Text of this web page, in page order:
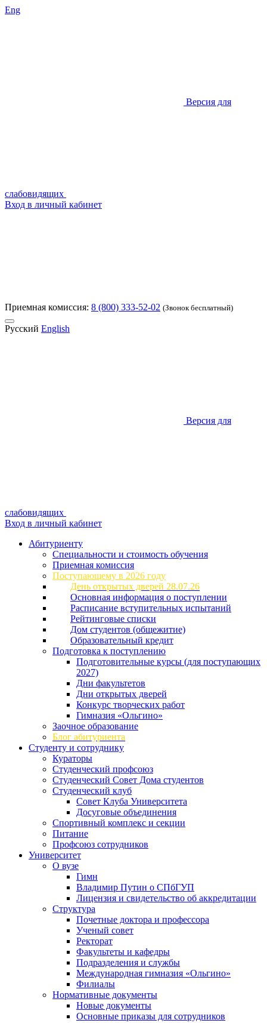
Eng
Версия для
слабовидящих
Вход в личный кабинет
Приемная комиссия: 8 (800) 333-52-02 (Звонок бесплатный)
Русский English
Версия для
слабовидящих
Вход в личный кабинет
Абитуриенту
Специальности и стоимость обучения
Приемная комиссия
Поступающему в 2026 году
День открытых дверей 28.07.26
Основная информация о поступлении
Расписание вступительных испытаний
Рейтинговые списки
Дом студентов (общежитие)
Образовательный кредит
Подготовка к поступлению
Подготовительные курсы (для поступающих
2027)
Дни факультетов
Дни открытых дверей
Конкурс творческих работ
Гимназия «Ольгино»
Заочное образование
Блог абитуриента
Студенту и сотруднику
Кураторы
Студенческий профсоюз
Студенческий Совет Дома студентов
Студенческий клуб
Совет Клуба Университета
Досуговые объединения
Спортивный комплекс и секции
Питание
Профсоюз сотрудников
Университет
О вузе
Гимн
Владимир Путин о СПбГУП
Лицензия и свидетельство об аккредитации
Структура
Почетные доктора и профессора
Ученый совет
Ректорат
Факультеты и кафедры
Подразделения и службы
Международная гимназия «Ольгино»
Филиалы
Нормативные документы
Новые документы
Основные приказы для сотрудников